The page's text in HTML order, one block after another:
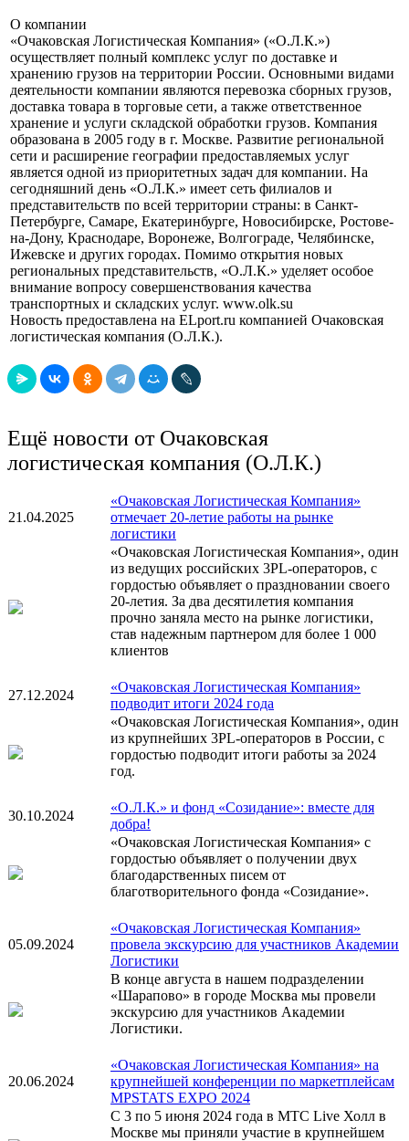
О компании
«Очаковская Логистическая Компания» («О.Л.К.»)
осуществляет полный комплекс услуг по доставке и
хранению грузов на территории России. Основными видами
деятельности компании являются перевозка сборных грузов,
доставка товара в торговые сети, а также ответственное
хранение и услуги складской обработки грузов. Компания
образована в 2005 году в г. Москве. Развитие региональной
сети и расширение географии предоставляемых услуг
является одной из приоритетных задач для компании. На
сегодняшний день «О.Л.К.» имеет сеть филиалов и
представительств по всей территории страны: в Санкт-
Петербурге, Самаре, Екатеринбурге, Новосибирске, Ростове-
на-Дону, Краснодаре, Воронеже, Волгограде, Челябинске,
Ижевске и других городах. Помимо открытия новых
региональных представительств, «О.Л.К.» уделяет особое
внимание вопросу совершенствования качества
транспортных и складских услуг. www.olk.su
Новость предоставлена на ELport.ru компанией Очаковская
логистическая компания (О.Л.К.).
Ещё новости от Очаковская
логистическая компания (О.Л.К.)
21.04.2025
«Очаковская Логистическая Компания»
отмечает 20-летие работы на рынке
логистики
«Очаковская Логистическая Компания», один
из ведущих российских 3PL-операторов, с
гордостью объявляет о праздновании своего
20-летия. За два десятилетия компания
прочно заняла место на рынке логистики,
став надежным партнером для более 1 000
клиентов
27.12.2024
«Очаковская Логистическая Компания»
подводит итоги 2024 года
«Очаковская Логистическая Компания», один
из крупнейших 3PL-операторов в России, с
гордостью подводит итоги работы за 2024
год.
30.10.2024
«О.Л.К.» и фонд «Созидание»: вместе для
добра!
«Очаковская Логистическая Компания» с
гордостью объявляет о получении двух
благодарственных писем от
благотворительного фонда «Созидание».
05.09.2024
«Очаковская Логистическая Компания»
провела экскурсию для участников Академии
Логистики
В конце августа в нашем подразделении
«Шарапово» в городе Москва мы провели
экскурсию для участников Академии
Логистики.
20.06.2024
«Очаковская Логистическая Компания» на
крупнейшей конференции по маркетплейсам
MPSTATS EXPO 2024
С 3 по 5 июня 2024 года в МТС Live Холл в
Москве мы приняли участие в крупнейшем